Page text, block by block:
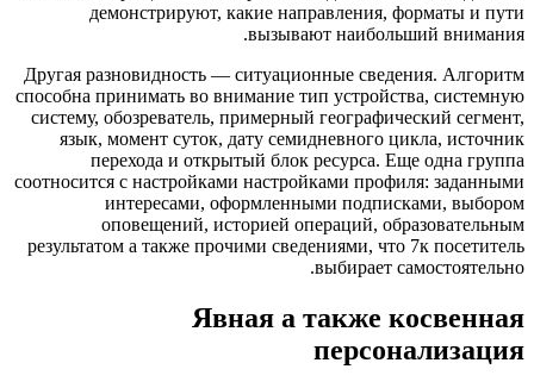
демонстрируют, какие направления, форматы
вызывают наибольший
Другая разновидность — ситуационные сведения.
способна принимать во внимание тип устройства,
систему, обозреватель, примерный географический
язык, момент суток, дату семидневного цикла,
перехода и открытый блок ресурса. Еще одна
соотносится с настройками настройками профиля:
интересами, оформленными подписками,
оповещений, историей операций,
результатом а также прочими сведениями, что 7к
выбирает
Явная а также